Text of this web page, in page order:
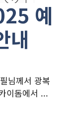
예
내
님께서 광복
이돔에서 ...